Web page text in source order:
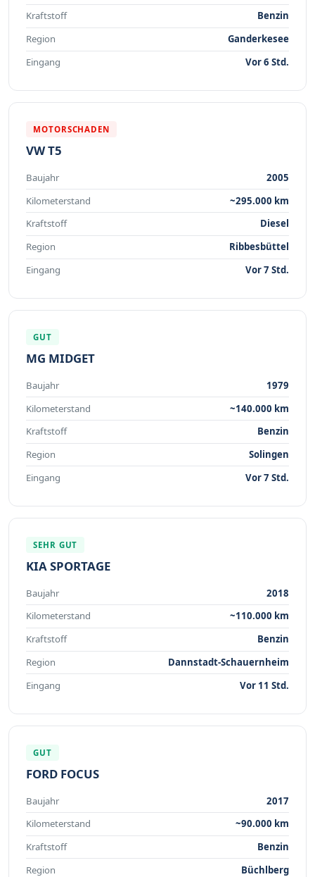
Kraftstoff
Benzin
Region
Ganderkesee
Eingang
Vor 6 Std.
MOTORSCHADEN
VW T5
Baujahr
2005
Kilometerstand
~295.000 km
Kraftstoff
Diesel
Region
Ribbesbüttel
Eingang
Vor 7 Std.
GUT
MG MIDGET
Baujahr
1979
Kilometerstand
~140.000 km
Kraftstoff
Benzin
Region
Solingen
Eingang
Vor 7 Std.
SEHR GUT
KIA SPORTAGE
Baujahr
2018
Kilometerstand
~110.000 km
Kraftstoff
Benzin
Region
Dannstadt-Schauernheim
Eingang
Vor 11 Std.
GUT
FORD FOCUS
Baujahr
2017
Kilometerstand
~90.000 km
Kraftstoff
Benzin
Region
Büchlberg